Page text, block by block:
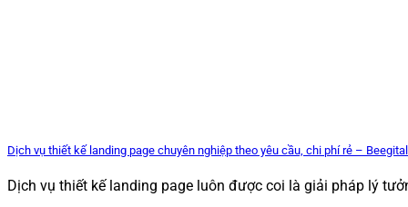
Dịch vụ thiết kế landing page chuyên nghiệp theo yêu cầu, chi phí rẻ –
Dịch vụ thiết kế landing page luôn được coi là giải pháp lý